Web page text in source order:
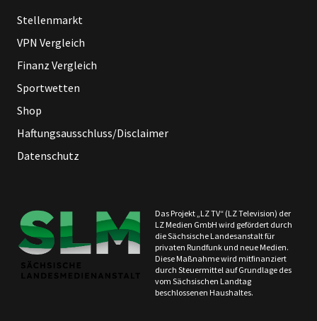
Stellenmarkt
VPN Vergleich
Finanz Vergleich
Sportwetten
Shop
Haftungsausschluss/Disclaimer
Datenschutz
Das Projekt „LZ TV“ (LZ Television) der
LZ Medien GmbH wird gefördert durch
die Sächsische Landesanstalt für
privaten Rundfunk und neue Medien.
Diese Maßnahme wird mitfinanziert
durch Steuermittel auf Grundlage des
vom Sächsischen Landtag
beschlossenen Haushaltes.